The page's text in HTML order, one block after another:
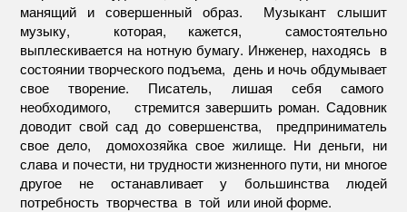
манящий и совершенный образ. Музыкант слышит
музыку, которая, кажется, самостоятельно
выплескивается на нотную бумагу. Инженер, находясь в
состоянии творческого подъема, день и ночь обдумывает
свое творение. Писатель, лишая себя самого
необходимого, стремится завершить роман. Садовник
доводит свой сад до совершенства, предприниматель
свое дело, домохозяйка свое жилище. Ни деньги, ни
слава и почести, ни трудности жизненного пути, ни многое
другое не останавливает у большинства людей
потребность творчества в той или иной форме.